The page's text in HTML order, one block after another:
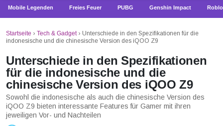
Mobile Legenden Freies Feuer PUBG Genshin Impact
Startseite › Tech & Gadget› Unterschiede in den Spezifikationen für die
indonesische und die chinesische Version des iQOO Z9
Unterschiede in den Spezifikationen
für die indonesische und die
chinesische Version des iQOO Z9
Sowohl die indonesische als auch die chinesische Version des
iQOO Z9 bieten interessante Features für Gamer mit ihren
jeweiligen Vor- und Nachteilen